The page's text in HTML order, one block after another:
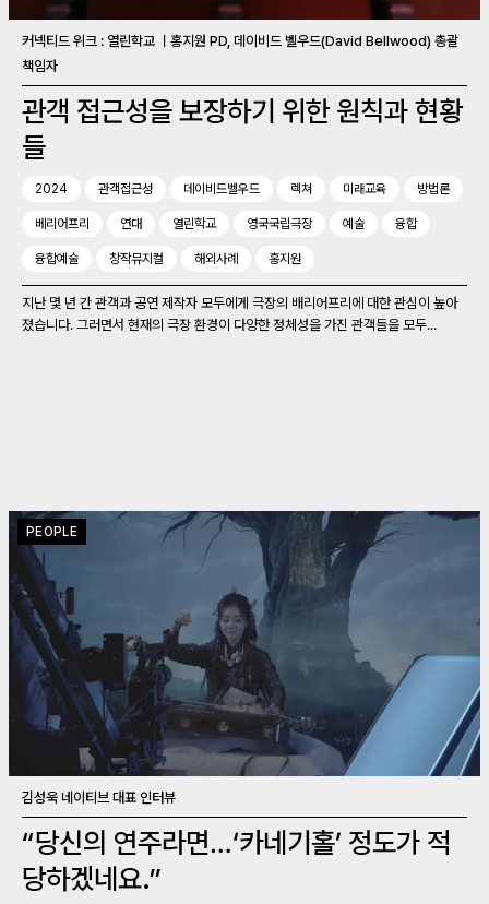
커넥티드 위크 : 열린학교 ㅣ홍지원 PD, 데이비드 벨우드(David Bellwood) 총괄
책임자
관객 접근성을 보장하기 위한 원칙과 현황
들
2024 관객접근성 데이비드벨우드 렉쳐 미래교육 방법론
베리어프리 연대 열린학교 영국국립극장 예술 융합
융합예술 창작뮤지컬 해외사례 홍지원
지난 몇 년 간 관객과 공연 제작자 모두에게 극장의 배리어프리에 대한 관심이 높아
졌습니다. 그러면서 현재의 극장 환경이 다양한 정체성을 가진 관객들을 모두...
PEOPLE
김성욱 네이티브 대표 인터뷰
“당신의 연주라면…‘카네기홀’ 정도가 적
당하겠네요.”